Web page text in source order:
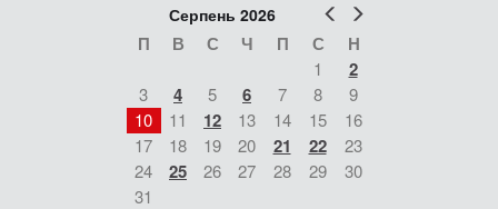
Попер
Серпень 2026
П В С Ч П С Н
1 2
3 4 5 6 7 8
9
10
11 12 13 14 15
16
17
18 19 20 21 22
23
24
25 26 27 28 29
30
31